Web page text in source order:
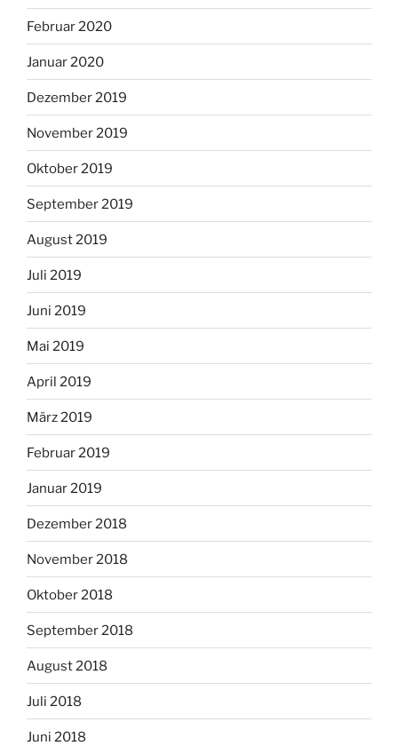
Februar 2020
Januar 2020
Dezember 2019
November 2019
Oktober 2019
September 2019
August 2019
Juli 2019
Juni 2019
Mai 2019
April 2019
März 2019
Februar 2019
Januar 2019
Dezember 2018
November 2018
Oktober 2018
September 2018
August 2018
Juli 2018
Juni 2018